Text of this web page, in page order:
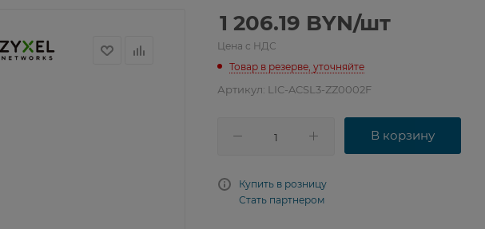
1 206.19 BYN/шт
Цена с НДС
Товар в резерве, уточняйте
Артикул: LIC-ACSL3-ZZ0002F
В корзину
Купить в розницу
Стать партнером